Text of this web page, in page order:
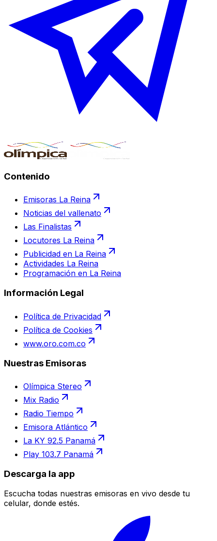
Contenido
Emisoras La Reina
Noticias del vallenato
Las Finalistas
Locutores La Reina
Publicidad en La Reina
Actividades La Reina
Programación en La Reina
Información Legal
Política de Privacidad
Política de Cookies
www.oro.com.co
Nuestras Emisoras
Olímpica Stereo
Mix Radio
Radio Tiempo
Emisora Atlántico
La KY 92.5 Panamá
Play 103.7 Panamá
Descarga la app
Escucha todas nuestras emisoras en vivo desde tu
celular, donde estés.